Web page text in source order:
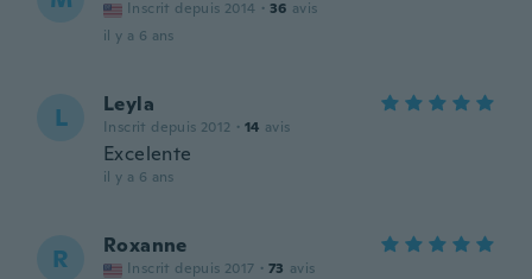
Inscrit depuis 2014 · 36 avis
il y a 6 ans
L Leyla
Inscrit depuis 2012 · 14 avis
Excelente
il y a 6 ans
R Roxanne
Inscrit depuis 2017 · 73 avis